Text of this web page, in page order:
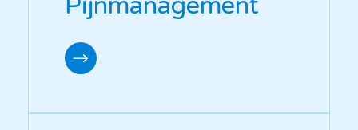
Pijnmanagement